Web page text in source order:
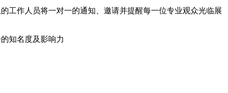
工作人员将一对一的通知、邀请并提醒每一位专业观众光临展
知名度及影响力